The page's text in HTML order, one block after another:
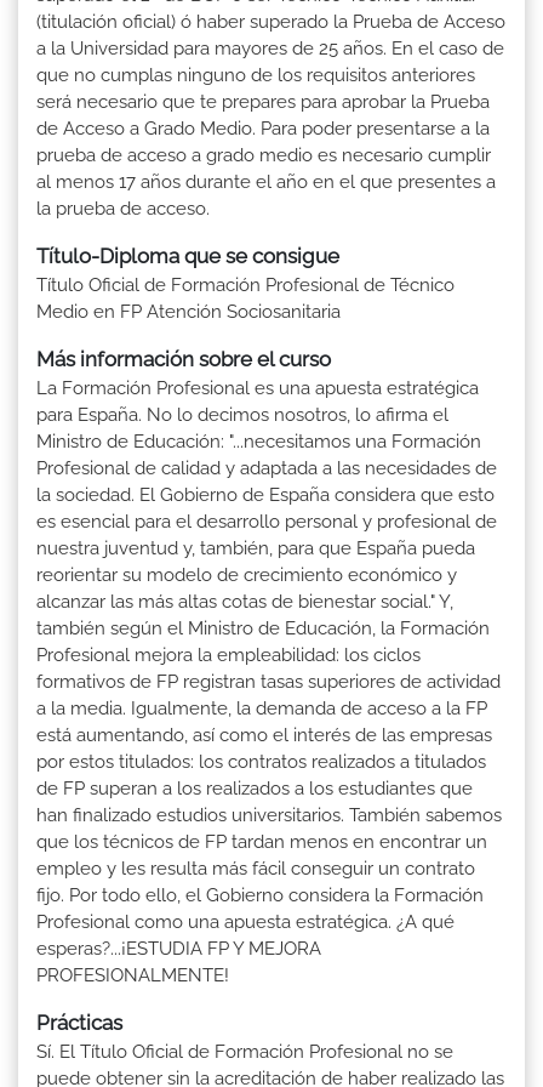
(titulación oficial) ó haber superado la Prueba de Acceso
a la Universidad para mayores de 25 años. En el caso de
que no cumplas ninguno de los requisitos anteriores
será necesario que te prepares para aprobar la Prueba
de Acceso a Grado Medio. Para poder presentarse a la
prueba de acceso a grado medio es necesario cumplir
al menos 17 años durante el año en el que presentes a
la prueba de acceso.
Título-Diploma que se consigue
Título Oficial de Formación Profesional de Técnico
Medio en FP Atención Sociosanitaria
Más información sobre el curso
La Formación Profesional es una apuesta estratégica
para España. No lo decimos nosotros, lo afirma el
Ministro de Educación: "...necesitamos una Formación
Profesional de calidad y adaptada a las necesidades de
la sociedad. El Gobierno de España considera que esto
es esencial para el desarrollo personal y profesional de
nuestra juventud y, también, para que España pueda
reorientar su modelo de crecimiento económico y
alcanzar las más altas cotas de bienestar social." Y,
también según el Ministro de Educación, la Formación
Profesional mejora la empleabilidad: los ciclos
formativos de FP registran tasas superiores de actividad
a la media. Igualmente, la demanda de acceso a la FP
está aumentando, así como el interés de las empresas
por estos titulados: los contratos realizados a titulados
de FP superan a los realizados a los estudiantes que
han finalizado estudios universitarios. También sabemos
que los técnicos de FP tardan menos en encontrar un
empleo y les resulta más fácil conseguir un contrato
fijo. Por todo ello, el Gobierno considera la Formación
Profesional como una apuesta estratégica. ¿A qué
esperas?...¡ESTUDIA FP Y MEJORA
PROFESIONALMENTE!
Prácticas
Sí. El Título Oficial de Formación Profesional no se
puede obtener sin la acreditación de haber realizado las